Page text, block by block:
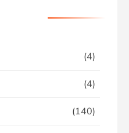
(4)
(4)
(140)